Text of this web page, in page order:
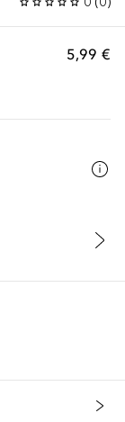
5,99 €